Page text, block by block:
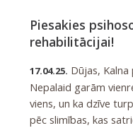
Piesakies
rehabilitācijai!
17.04.25. Dūjas,
Nepalaid garām
viens, un ka dzīve
pēc slimības, kas